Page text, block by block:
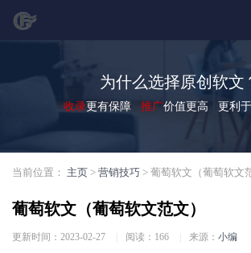
为什么选择原创软文
收录更有保障 推广价值更高 更利于
当前位置： 主页 > 营销技巧 > 葡萄软文（葡萄软文
葡萄软文（葡萄软文范文）
更新时间：2023-02-27 阅读： 166 来源： 小编